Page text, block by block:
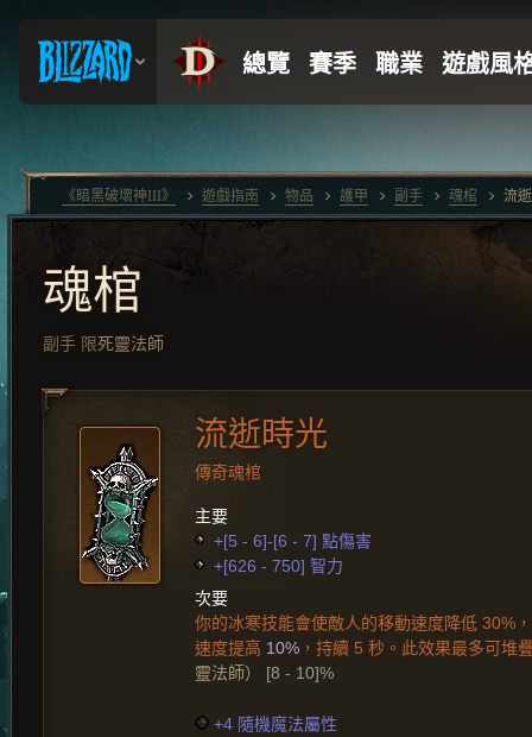
魂棺
副手 限死靈法師
流逝時光
傳奇魂棺
主要
+[5 - 6]-[6 - 7] 點傷害
+[626 - 750] 智力
次要
你的冰寒技能會使敵人的移動速度降低 30%
速度提高 10% ，持續 5 秒。此效果最多可堆
靈法師）
[8 - 10]%
+4 隨機魔法屬性
《暗黑破壞神III》 遊戲指南 物品 護甲 副手 魂棺 流